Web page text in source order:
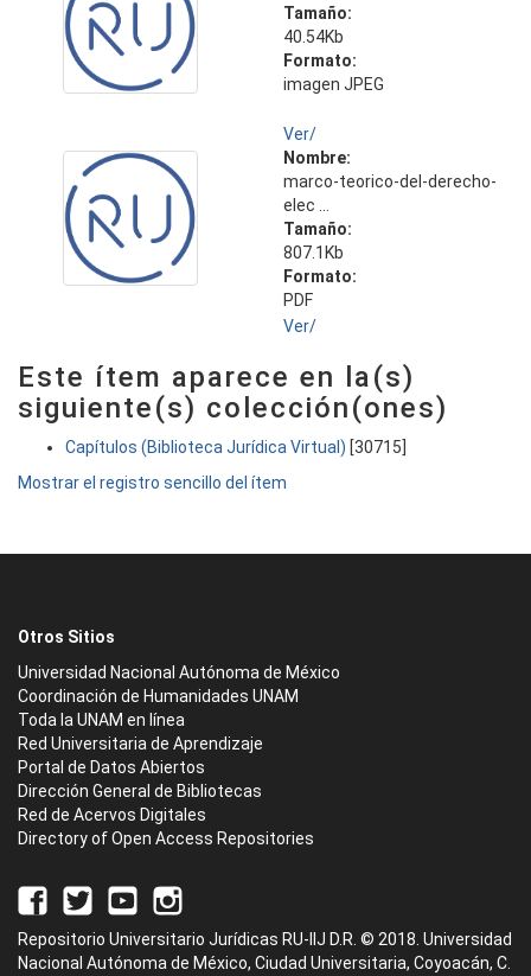
Tamaño:
40.54Kb
Formato:
imagen JPEG
Ver/
Nombre:
marco-teorico-del-derecho-
elec ...
Tamaño:
807.1Kb
Formato:
PDF
Ver/
Este ítem aparece en la(s)
siguiente(s) colección(ones)
Capítulos (Biblioteca Jurídica Virtual) [30715]
Mostrar el registro sencillo del ítem
Otros Sitios
Universidad Nacional Autónoma de México
Coordinación de Humanidades UNAM
Toda la UNAM en línea
Red Universitaria de Aprendizaje
Portal de Datos Abiertos
Dirección General de Bibliotecas
Red de Acervos Digitales
Directory of Open Access Repositories
Repositorio Universitario Jurídicas RU-IIJ D.R. © 2018. Universidad
Nacional Autónoma de México, Ciudad Universitaria, Coyoacán, C.